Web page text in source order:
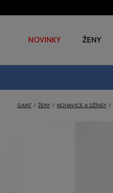
NOVINKY ŽENY
GANT ŽENY NOHAVICE A DŽÍNSY